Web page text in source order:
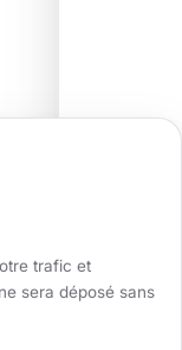
trafic et
sera déposé sans